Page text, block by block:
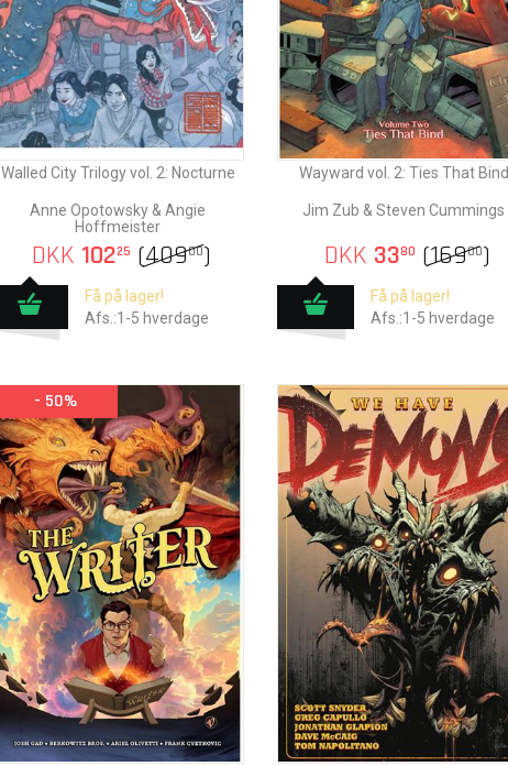
Walled City Trilogy vol. 2: Nocturne
Anne Opotowsky & Angie
Hoffmeister
DKK 10225 (40900)
Få på lager!
Afs.:1-5 hverdage
Wayward vol. 2: Ties That Bind
Jim Zub & Steven Cummings
DKK 3380 (16900)
Få på lager!
Afs.:1-5 hverdage
- 50%